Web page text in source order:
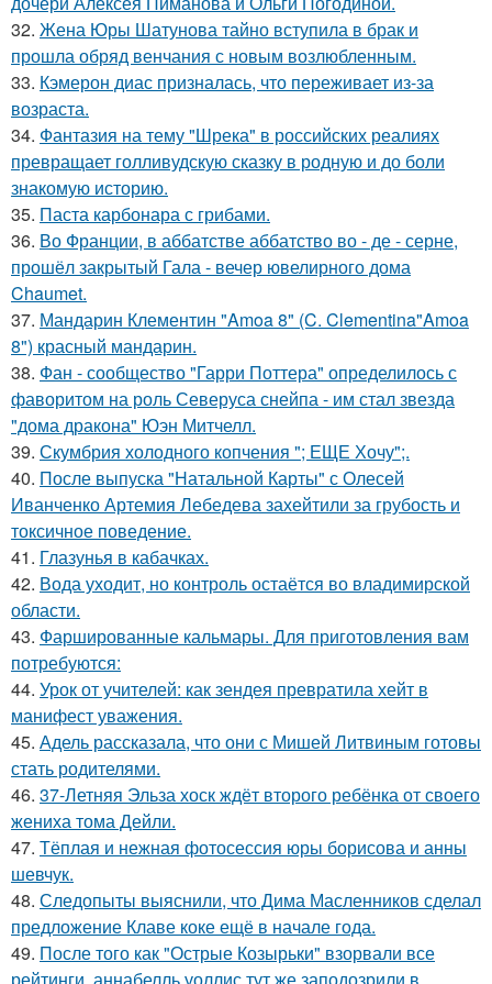
32. Жена Юры Шатунова тайно вступила в брак и
прошла обряд венчания с новым возлюбленным.
33. Кэмерон диас призналась, что переживает из-за
возраста.
34. Фантазия на тему "Шрека" в российских реалиях
превращает голливудскую сказку в родную и до боли
знакомую историю.
35. Паста карбонара с грибами.
36. Во Франции, в аббатстве аббатство во - де - серне,
прошёл закрытый Гала - вечер ювелирного дома
Chaumet.
37. Мандарин Клементин "Amoa 8" (C. Clementina"Amoa
8") красный мандарин.
38. Фан - сообщество "Гарри Поттера" определилось с
фаворитом на роль Северуса снейпа - им стал звезда
"дома дракона" Юэн Митчелл.
39. Скумбрия холодного копчения "; ЕЩЕ Хочу";.
40. После выпуска "Натальной Карты" с Олесей
Иванченко Артемия Лебедева захейтили за грубость и
токсичное поведение.
41. Глазунья в кабачках.
42. Вода уходит, но контроль остаётся во владимирской
области.
43. Фаршированные кальмары. Для приготовления вам
потребуются:
44. Урок от учителей: как зендея превратила хейт в
манифест уважения.
45. Адель рассказала, что они с Мишей Литвиным готовы
стать родителями.
46. 37-Летняя Эльза хоск ждёт второго ребёнка от своего
жениха тома Дейли.
47. Тёплая и нежная фотосессия юры борисова и анны
шевчук.
48. Следопыты выяснили, что Дима Масленников сделал
предложение Клаве коке ещё в начале года.
49. После того как "Острые Козырьки" взорвали все